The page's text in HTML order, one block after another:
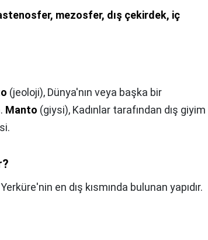
mezosfer, dış çekirdek, iç
(jeoloji), Dünya'nın veya başka bir
Manto (giysi), Kadınlar tarafından dış giyim
Yerküre'nin en dış kısmında bulunan yapıdır.